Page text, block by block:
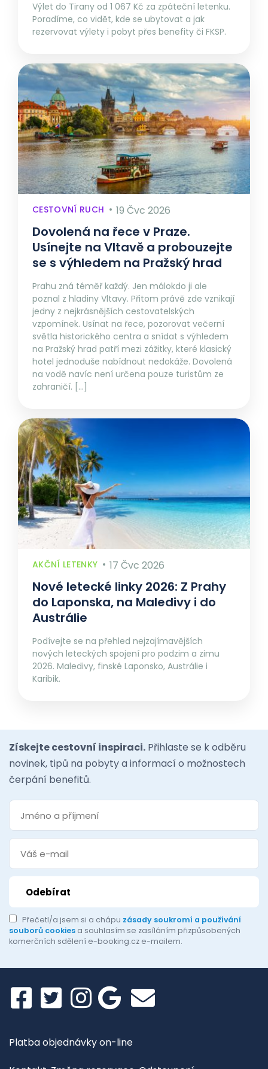
Výlet do Tirany od 1 067 Kč za zpáteční letenku.
Poradíme, co vidět, kde se ubytovat a jak
rezervovat výlety i pobyt přes benefity či FKSP.
CESTOVNÍ RUCH 19 Čvc 2026
Dovolená na řece v Praze.
Usínejte na Vltavě a probouzejte
se s výhledem na Pražský hrad
Prahu zná téměř každý. Jen málokdo ji ale
poznal z hladiny Vltavy. Přitom právě zde vznikají
jedny z nejkrásnějších cestovatelských
vzpomínek. Usínat na řece, pozorovat večerní
světla historického centra a snídat s výhledem
na Pražský hrad patří mezi zážitky, které klasický
hotel jednoduše nabídnout nedokáže. Dovolená
na vodě navíc není určena pouze turistům ze
zahraničí. […]
AKČNÍ LETENKY 17 Čvc 2026
Nové letecké linky 2026: Z Prahy
do Laponska, na Maledivy i do
Austrálie
Podívejte se na přehled nejzajímavějších
nových leteckých spojení pro podzim a zimu
2026. Maledivy, finské Laponsko, Austrálie i
Karibik.
Získejte cestovní inspiraci. Přihlaste se k odběru
novinek, tipů na pobyty a informací o možnostech
čerpání benefitů.
Přečetl/a jsem si a chápu zásady soukromí a používání
souborů cookies a souhlasím se zasíláním přizpůsobených
komerčních sdělení e-booking.cz e-mailem.
Platba objednávky on-line